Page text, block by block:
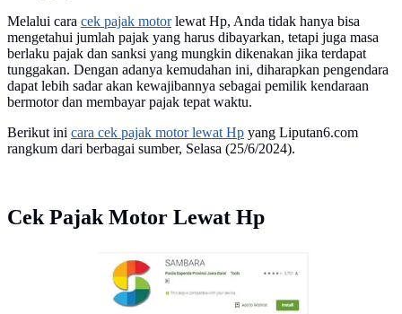
Melalui cara cek pajak motorlewat Hp, Anda tidak hanya bisa
mengetahui jumlah pajak yang harus dibayarkan, tetapi juga masa
berlaku pajak dan sanksi yang mungkin dikenakan jika terdapat
tunggakan. Dengan adanya kemudahan ini, diharapkan pengendara
dapat lebih sadar akan kewajibannya sebagai pemilik kendaraan
bermotor dan membayar pajak tepat waktu.
Berikut ini cara cek pajak motor lewat Hp yang Liputan6.com
rangkum dari berbagai sumber, Selasa (25/6/2024).
Cek Pajak Motor Lewat Hp
aplikasi cek status pajak kendaraan bermotor